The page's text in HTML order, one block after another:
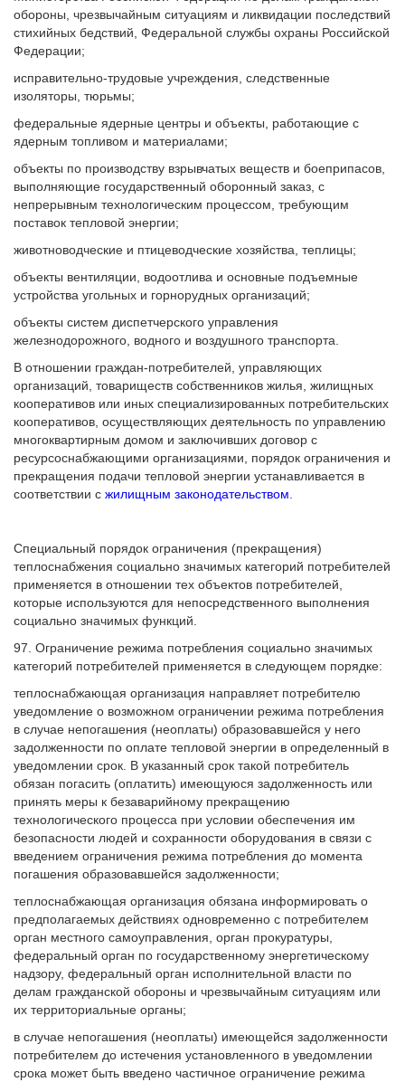
обороны, чрезвычайным ситуациям и ликвидации последствий
стихийных бедствий, Федеральной службы охраны Российской
Федерации;
исправительно-трудовые учреждения, следственные
изоляторы, тюрьмы;
федеральные ядерные центры и объекты, работающие с
ядерным топливом и материалами;
объекты по производству взрывчатых веществ и боеприпасов,
выполняющие государственный оборонный заказ, с
непрерывным технологическим процессом, требующим
поставок тепловой энергии;
животноводческие и птицеводческие хозяйства, теплицы;
объекты вентиляции, водоотлива и основные подъемные
устройства угольных и горнорудных организаций;
объекты систем диспетчерского управления
железнодорожного, водного и воздушного транспорта.
В отношении граждан-потребителей, управляющих
организаций, товариществ собственников жилья, жилищных
кооперативов или иных специализированных потребительских
кооперативов, осуществляющих деятельность по управлению
многоквартирным домом и заключивших договор с
ресурсоснабжающими организациями, порядок ограничения и
прекращения подачи тепловой энергии устанавливается в
соответствии с жилищным законодательством
Специальный порядок ограничения (прекращения)
теплоснабжения социально значимых категорий потребителей
применяется в отношении тех объектов потребителей,
которые используются для непосредственного выполнения
социально значимых функций.
97. Ограничение режима потребления социально значимых
категорий потребителей применяется в следующем порядке:
теплоснабжающая организация направляет потребителю
уведомление о возможном ограничении режима потребления
в случае непогашения (неоплаты) образовавшейся у него
задолженности по оплате тепловой энергии в определенный в
уведомлении срок. В указанный срок такой потребитель
обязан погасить (оплатить) имеющуюся задолженность или
принять меры к безаварийному прекращению
технологического процесса при условии обеспечения им
безопасности людей и сохранности оборудования в связи с
введением ограничения режима потребления до момента
погашения образовавшейся задолженности;
теплоснабжающая организация обязана информировать о
предполагаемых действиях одновременно с потребителем
орган местного самоуправления, орган прокуратуры,
федеральный орган по государственному энергетическому
надзору, федеральный орган исполнительной власти по
делам гражданской обороны и чрезвычайным ситуациям или
их территориальные органы;
в случае непогашения (неоплаты) имеющейся задолженности
потребителем до истечения установленного в уведомлении
срока может быть введено частичное ограничение режима